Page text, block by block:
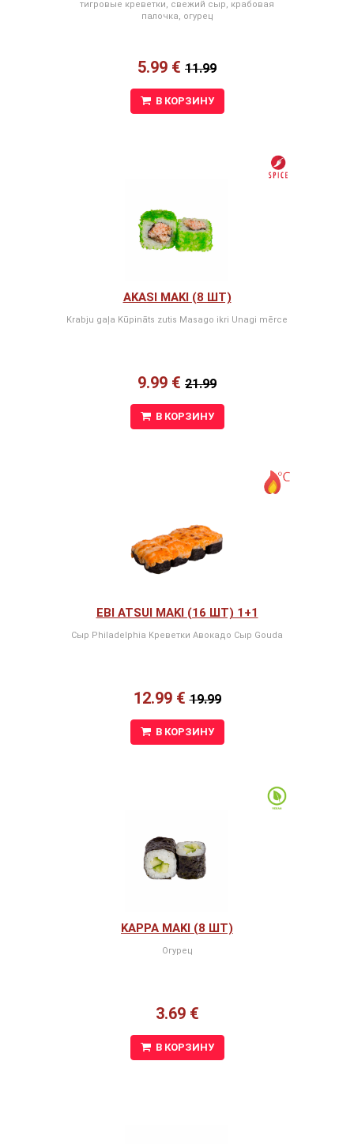
тигровые креветки, свежий сыр, крабовая
палочка, огурец
5.99 € 11.99
В КОРЗИНУ
AKASI MAKI (8 ШТ)
Krabju gaļa Kūpināts zutis Masago ikri Unagi mērce
9.99 € 21.99
В КОРЗИНУ
EBI ATSUI MAKI (16 ШТ) 1+1
Сыр Philadelphia Kреветки Авокадо Сыр Gouda
12.99 €19.99
В КОРЗИНУ
KAPPA MAKI (8 ШТ)
Огурец
3.69 €
В КОРЗИНУ